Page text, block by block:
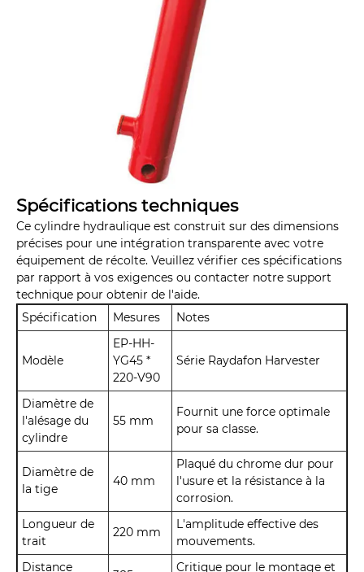
Spécifications techniques
Ce cylindre hydraulique est construit sur des dimensions
précises pour une intégration transparente avec votre
équipement de récolte. Veuillez vérifier ces spécifications
par rapport à vos exigences ou contacter notre support
technique pour obtenir de l'aide.
Spécification
Mesures Notes
Modèle
EP-HH-
YG45 *
220-V90
Série Raydafon Harvester
Diamètre de
l'alésage du
cylindre
55 mm
Fournit une force optimale
pour sa classe.
Diamètre de
la tige
40 mm
Plaqué du chrome dur pour
l'usure et la résistance à la
corrosion.
Longueur de
trait
220 mm
L'amplitude effective des
mouvements.
Distance
Critique pour le montage et